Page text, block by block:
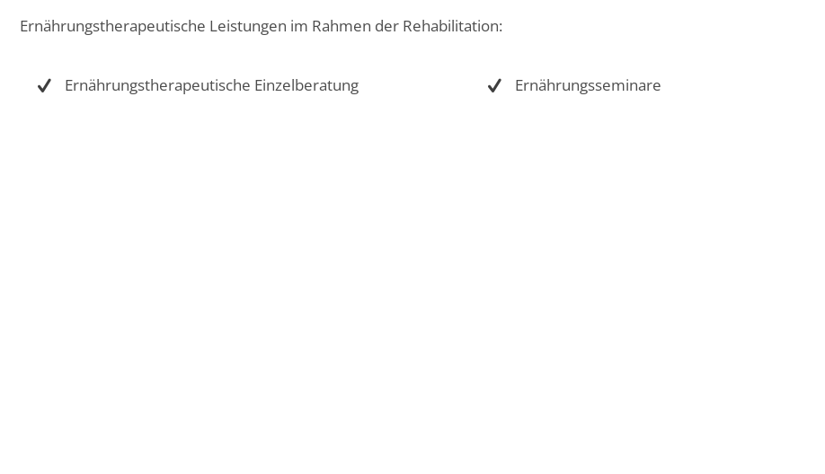
Ernährungstherapeutische Leistungen im Rahmen der Rehabilitation:
Ernährungstherapeutische Einzelberatung Ernährungsseminare